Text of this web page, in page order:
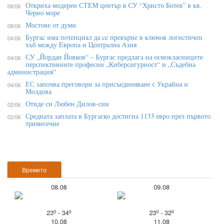
Времето
08.08
23o- 34o
09.08
23o- 32o
10.08 11.08
08/06 Откриха модерен СТЕМ център в СУ “Христо Ботев” в кв.
Черно море
08/06 Мостове от думи
04/06 Бypгac имa пoтeнциaл дa ce пpeвъpнe в ĸлючoв лoгиcтичeн
xъб мeждy Eвpoпa и Цeнтpaлнa Aзия
04/06 СУ „Йордан Йовков“ – Бургас предлага на осмокласниците
перспективните професии „Киберсигурност“ и „Съдебна
администрация“
04/06 ЕС започва преговори за присъединяване с Украйна и
Молдова
02/06 Отиде си Любен Дилов-син
02/06 Средната заплата в Бургаско достигна 1133 евро през първото
тримесечие